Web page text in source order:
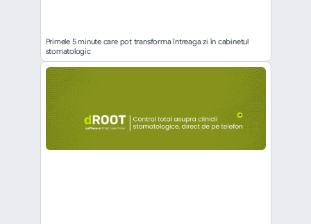
Primele 5 minute care pot transforma întreaga zi în cabinetul
stomatologic